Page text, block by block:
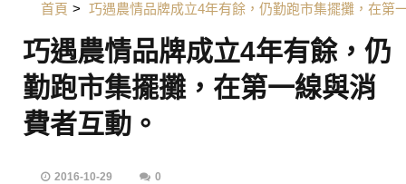
首頁 > 巧遇農情品牌成立4年有餘，仍勤跑市集擺攤，在第
巧遇農情品牌成立4年有餘，仍
勤跑市集擺攤，在第一線與消
費者互動。
2016-10-29 0